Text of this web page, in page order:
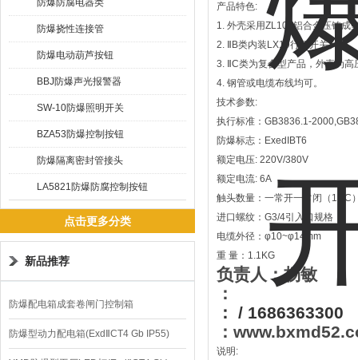
防爆防腐电器类
防爆挠性连接管
防爆电动葫芦按钮
BBJ防爆声光报警器
SW-10防爆照明开关
BZA53防爆控制按钮
防爆隔离密封管接头
LA5821防爆防腐控制按钮
点击更多分类
新品推荐
防爆配电箱成套卷闸门控制箱
防爆型动力配电箱(ExdⅡCT4 Gb IP55)
产品特色:
1. 外壳采用ZL102铝合金压铸成
2. ⅡB类内装LX19行程开关。
3. ⅡC类为复合型产品，外壳为
4. 钢管或电缆布线均可。
技术参数:
执行标准：GB3836.1-
防爆标志：ExedIBT6
额定电压: 220V/380V
额定电流: 6A
触头数量：一常开一常闭（1NC
进口螺纹：G3/4引入口规格
电缆外径：φ10~φ14mm
重 量：1.1KG
负责人：杨敏
：
： / 1686363300
：
说明 :